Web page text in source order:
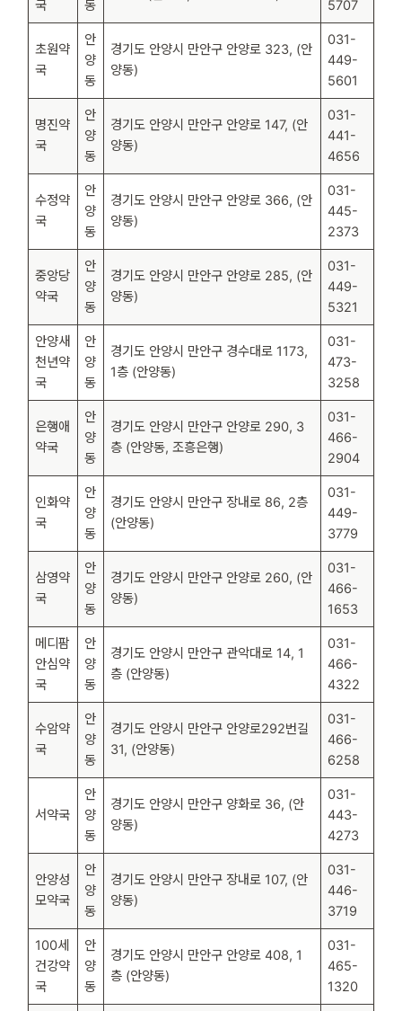
국 동 5707
초원약
국
안
양
동
경기도 안양시 만안구 안양로 323, (안
양동)
031-
449-
5601
명진약
국
안
양
동
경기도 안양시 만안구 안양로 147, (안
양동)
031-
441-
4656
수정약
국
안
양
동
경기도 안양시 만안구 안양로 366, (안
양동)
031-
445-
2373
중앙당
약국
안
양
동
경기도 안양시 만안구 안양로 285, (안
양동)
031-
449-
5321
안양새
천년약
국
안
양
동
경기도 안양시 만안구 경수대로 1173,
1층 (안양동)
031-
473-
3258
은행애
약국
안
양
동
경기도 안양시 만안구 안양로 290, 3
층 (안양동, 조흥은행)
031-
466-
2904
인화약
국
안
양
동
경기도 안양시 만안구 장내로 86, 2층
(안양동)
031-
449-
3779
삼영약
국
안
양
동
경기도 안양시 만안구 안양로 260, (안
양동)
031-
466-
1653
메디팜
안심약
국
안
양
동
경기도 안양시 만안구 관악대로 14, 1
층 (안양동)
031-
466-
4322
수암약
국
안
양
동
경기도 안양시 만안구 안양로292번길
31, (안양동)
031-
466-
6258
서약국
안
양
동
경기도 안양시 만안구 양화로 36, (안
양동)
031-
443-
4273
안양성
모약국
안
양
동
경기도 안양시 만안구 장내로 107, (안
양동)
031-
446-
3719
100세
건강약
국
안
양
동
경기도 안양시 만안구 안양로 408, 1
층 (안양동)
031-
465-
1320